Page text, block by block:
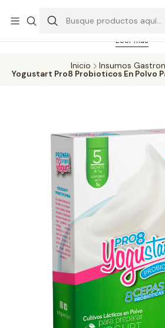
Feriado 21-05-2026 atención hasta las 14
día solo área Metropolitana Santiago por
Pedidos hasta 16 hrs., sábados y domingos
Leer más
Inicio
Insumos
Yogustart Pro8 Probioticos En Polvo